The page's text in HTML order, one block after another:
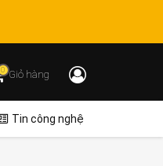
0Giỏ hàng
Tin công nghệ